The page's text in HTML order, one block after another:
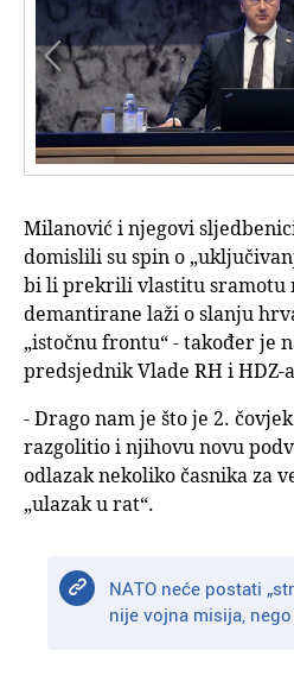

Milanović i njegovi
domislili su spin o
bi li prekrili vlastitu sramotu
demantirane laži o slanju
„istočnu frontu“ - također je
predsjednik Vlade RH i HDZ-
- Drago nam je što je 2.
razgolitio i njihovu novu
odlazak nekoliko časnika za
„ulazak u rat“.
NATO neće postati
nije vojna misija,